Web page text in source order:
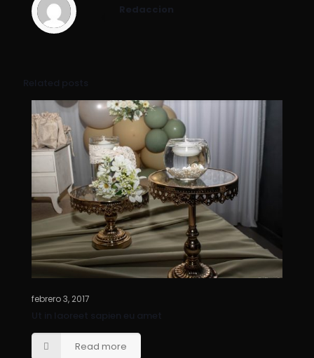
Redaccion
Related posts
febrero 3, 2017
Ut in laoreet sapien eu amet
Read more